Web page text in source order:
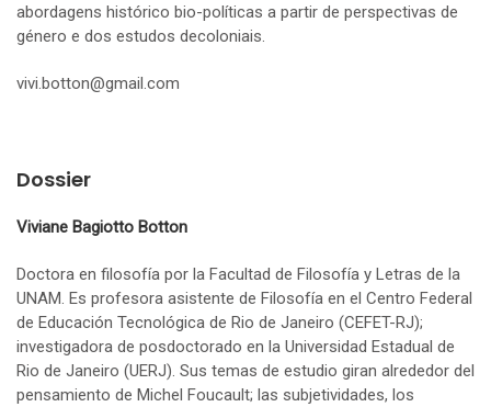
abordagens histórico bio-políticas a partir de perspectivas de
género e dos estudos decoloniais.
vivi.botton@gmail.com
Dossier
Viviane Bagiotto Botton
Doctora en filosofía por la Facultad de Filosofía y Letras de la
UNAM. Es profesora asistente de Filosofía en el Centro Federal
de Educación Tecnológica de Rio de Janeiro (CEFET-RJ);
investigadora de posdoctorado en la Universidad Estadual de
Rio de Janeiro (UERJ). Sus temas de estudio giran alrededor del
pensamiento de Michel Foucault; las subjetividades, los